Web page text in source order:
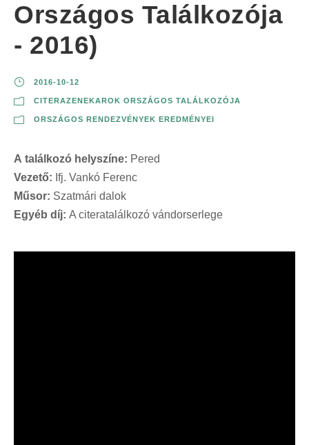
Országos Találkozója
- 2016)
2016-10-12
CITERAZENEKAROK ORSZÁGOS TALÁLKOZÓJA
ORSZÁGOS RENDEZVÉNYEK EREDMÉNYEI
A találkozó helyszíne: Pered
Vezető: Ifj. Vankó Ferenc
Műsor: Szatmári dalok
Egyéb díj: A citeratalálkozó vándorserlege